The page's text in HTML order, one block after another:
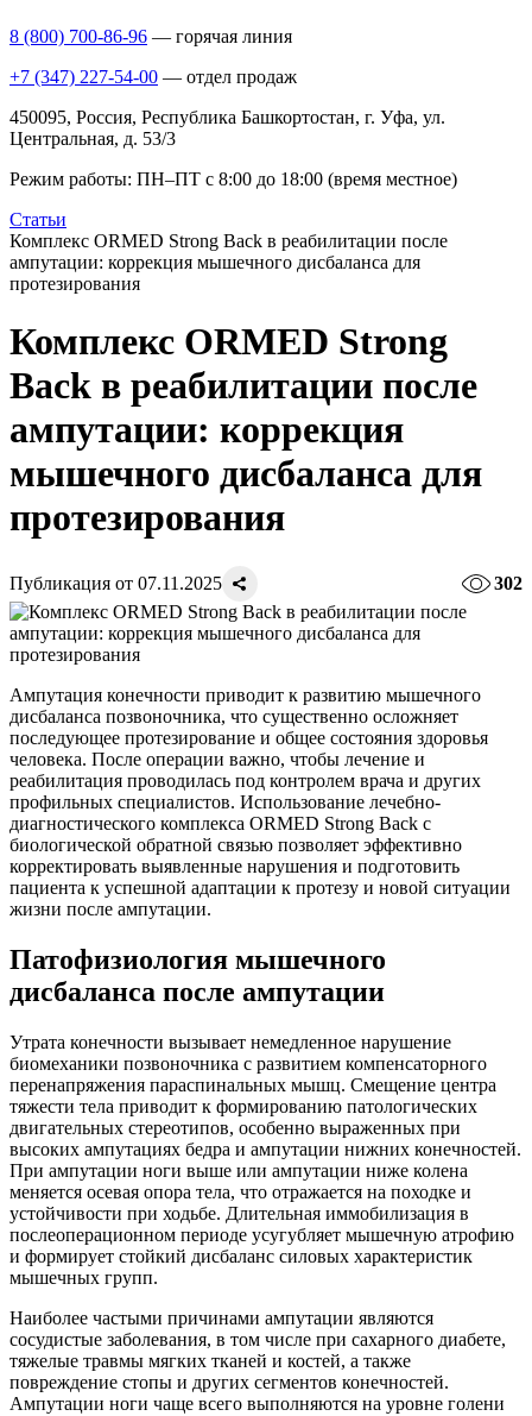
8 (800) 700-86-96 — горячая линия
+7 (347) 227-54-00 — отдел продаж
450095, Россия, Республика Башкортостан, г. Уфа, ул.
Центральная, д. 53/3
Режим работы: ПН–ПТ с 8:00 до 18:00 (время местное)
Статьи
Комплекс ORMED Strong Back в реабилитации после
ампутации: коррекция мышечного дисбаланса для
протезирования
Комплекс ORMED Strong
Back в реабилитации после
ампутации: коррекция
мышечного дисбаланса для
протезирования
Публикация от 07.11.2025 302
Ампутация конечности приводит к развитию мышечного
дисбаланса позвоночника, что существенно осложняет
последующее протезирование и общее состояния здоровья
человека. После операции важно, чтобы лечение и
реабилитация проводилась под контролем врача и других
профильных специалистов. Использование лечебно-
диагностического комплекса ORMED Strong Back с
биологической обратной связью позволяет эффективно
корректировать выявленные нарушения и подготовить
пациента к успешной адаптации к протезу и новой ситуации
жизни после ампутации.
Патофизиология мышечного
дисбаланса после ампутации
Утрата конечности вызывает немедленное нарушение
биомеханики позвоночника с развитием компенсаторного
перенапряжения параспинальных мышц. Смещение центра
тяжести тела приводит к формированию патологических
двигательных стереотипов, особенно выраженных при
высоких ампутациях бедра и ампутации нижних конечностей.
При ампутации ноги выше или ампутации ниже колена
меняется осевая опора тела, что отражается на походке и
устойчивости при ходьбе. Длительная иммобилизация в
послеоперационном периоде усугубляет мышечную атрофию
и формирует стойкий дисбаланс силовых характеристик
мышечных групп.
Наиболее частыми причинами ампутации являются
сосудистые заболевания, в том числе при сахарного диабете,
тяжелые травмы мягких тканей и костей, а также
повреждение стопы и других сегментов конечностей.
Ампутации ноги чаще всего выполняются на уровне голени